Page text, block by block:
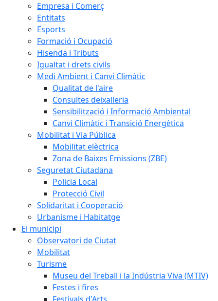
Empresa i Comerç
Entitats
Esports
Formació i Ocupació
Hisenda i Tributs
Igualtat i drets civils
Medi Ambient i Canvi Climàtic
Qualitat de l'aire
Consultes deixalleria
Sensibilització i Informació Ambiental
Canvi Climàtic i Transició Energètica
Mobilitat i Via Pública
Mobilitat elèctrica
Zona de Baixes Emissions (ZBE)
Seguretat Ciutadana
Policia Local
Protecció Civil
Solidaritat i Cooperació
Urbanisme i Habitatge
El municipi
Observatori de Ciutat
Mobilitat
Turisme
Museu del Treball i la Indústria Viva (MTIV)
Festes i fires